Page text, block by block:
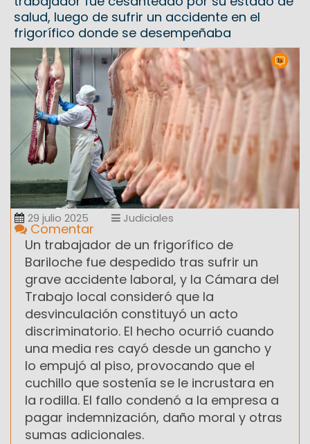
salud, luego de sufrir un accidente en el
frigorífico donde se desempeñaba
29 julio 2025 Judiciales
Comentar
Un trabajador de un frigorífico de
Bariloche fue despedido tras sufrir un
grave accidente laboral, y la Cámara del
Trabajo local consideró que la
desvinculación constituyó un acto
discriminatorio. El hecho ocurrió cuando
una media res cayó desde un gancho y
lo empujó al piso, provocando que el
cuchillo que sostenía se le incrustara en
la rodilla. El fallo condenó a la empresa a
pagar indemnización, daño moral y otras
sumas adicionales.